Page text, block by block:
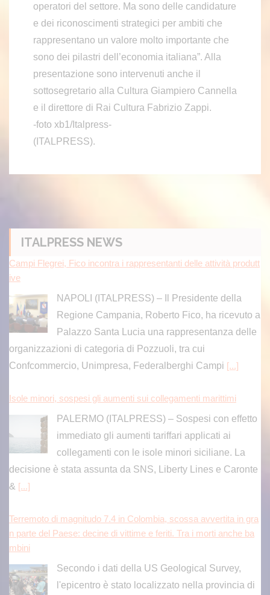
operatori del settore. Ma sono delle candidature
e dei riconoscimenti strategici per ambiti che
rappresentano un valore molto importante che
sono dei pilastri dell’economia italiana”. Alla
presentazione sono intervenuti anche il
sottosegretario alla Cultura Giampiero Cannella
e il direttore di Rai Cultura Fabrizio Zappi.
-foto xb1/Italpress-
(ITALPRESS).
ITALPRESS NEWS
Campi Flegrei, Fico incontra i rappresentanti delle attività produtt
ive
NAPOLI (ITALPRESS) – Il Presidente della
Regione Campania, Roberto Fico, ha ricevuto a
Palazzo Santa Lucia una rappresentanza delle
organizzazioni di categoria di Pozzuoli, tra cui
Confcommercio, Unimpresa, Federalberghi Campi [...]
Isole minori, sospesi gli aumenti sui collegamenti marittimi
PALERMO (ITALPRESS) – Sospesi con effetto
immediato gli aumenti tariffari applicati ai
collegamenti con le isole minori siciliane. La
decisione è stata assunta da SNS, Liberty Lines e Caronte
& [...]
Terremoto di magnitudo 7.4 in Colombia, scossa avvertita in gra
n parte del Paese: decine di vittime e feriti. Tra i morti anche ba
mbini
Secondo i dati della US Geological Survey,
l'epicentro è stato localizzato nella provincia di